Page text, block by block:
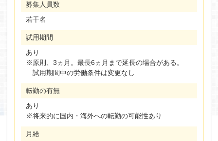
募集人員数
若干名
試用期間
あり
※原則、3ヵ月。最長6ヵ月まで延長の場合がある。
試用期間中の労働条件は変更なし
転勤の有無
あり
※将来的に国内・海外への転勤の可能性あり
月給